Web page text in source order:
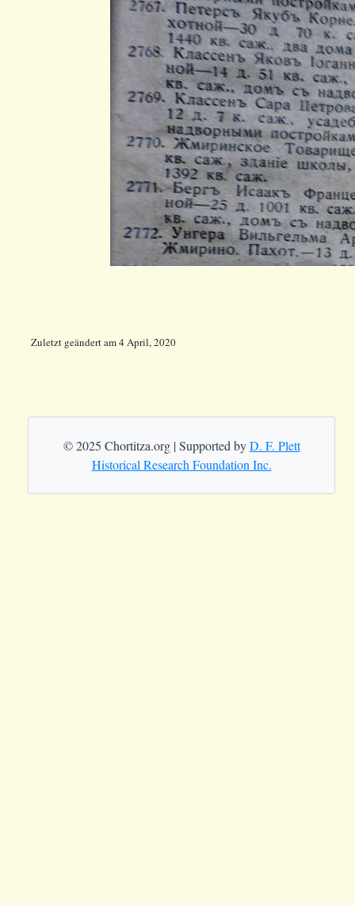
Zuletzt geändertam4 April, 2020
© 2025 Chortitza.org | Supported byD. F. Plett
Historical Research Foundation Inc.